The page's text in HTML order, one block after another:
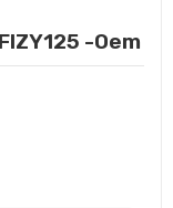
-Oem